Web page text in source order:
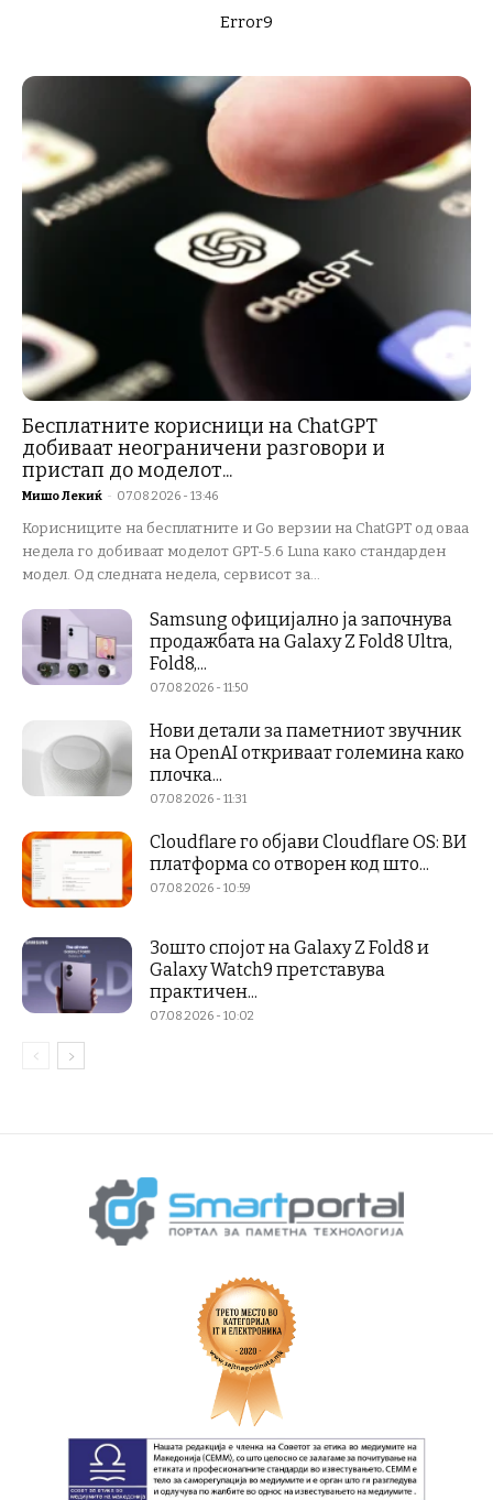
Error9
Бесплатните корисници на ChatGPT
добиваат неограничени разговори и
пристап до моделот...
Мишо Лекиќ - 07.08.2026 - 13:46
Корисниците на бесплатните и Go верзии на ChatGPT од оваа
недела го добиваат моделот GPT-5.6 Luna како стандарден
модел. Од следната недела, сервисот за...
Samsung официјално ја започнува
продажбата на Galaxy Z Fold8 Ultra,
Fold8,...
07.08.2026 - 11:50
Нови детали за паметниот звучник
на OpenAI откриваат големина како
плочка...
07.08.2026 - 11:31
Cloudflare го објави Cloudflare OS: ВИ
платформа со отворен код што...
07.08.2026 - 10:59
Зошто спојот на Galaxy Z Fold8 и
Galaxy Watch9 претставува
практичен...
07.08.2026 - 10:02